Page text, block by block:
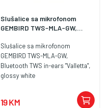
Slušalice sa mikrofonom
GEMBIRD TWS-MLA-GW,...
Slušalice sa mikrofonom
GEMBIRD TWS-MLA-GW,
Bluetooth TWS in-ears "Valletta",
glossy white
19 KM